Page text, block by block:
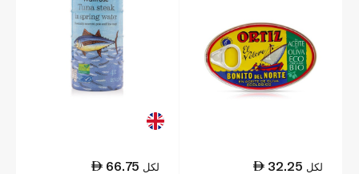
32.25 لكل
66.75 لكل